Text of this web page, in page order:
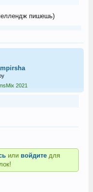
пишешь)
2021
или войдите для